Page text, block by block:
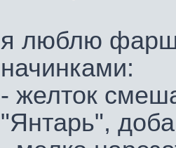
я люблю
начинками:
- желток
"Янтарь",